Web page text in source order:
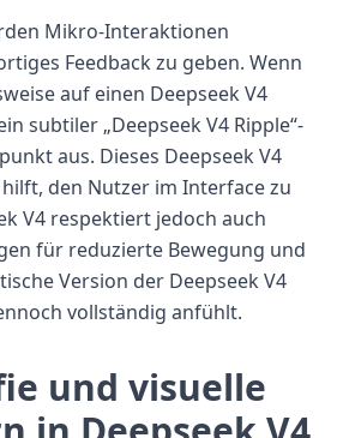
Mikro-Interaktionen
Feedback zu geben. Wenn
auf einen Deepseek V4
subtiler „Deepseek V4 Ripple“-
aus. Dieses Deepseek V4
den Nutzer im Interface zu
V4 respektiert jedoch auch
für reduzierte Bewegung und
Version der Deepseek V4
vollständig anfühlt.
und visuelle